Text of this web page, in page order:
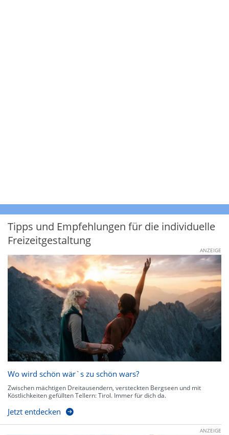
Tipps und Empfehlungen für die individuelle
Freizeitgestaltung
ANZEIGE
Wo wird schön wär`s zu schön wars?
Zwischen mächtigen Dreitausendern, versteckten Bergseen und mit
Köstlichkeiten gefüllten Tellern: Tirol. Immer für dich da.
Jetzt entdecken
ANZEIGE